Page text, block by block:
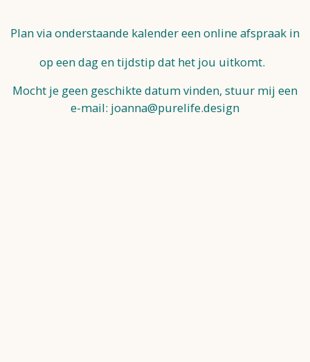
Plan via onderstaande kalender een online afspraak in
op een dag en tijdstip dat het jou uitkomt.
Mocht je geen geschikte datum vinden, stuur mij een
e-mail: joanna@purelife.design